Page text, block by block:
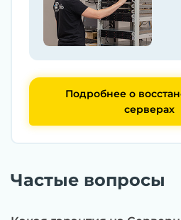
Подробнее о
серверах
Частые вопросы